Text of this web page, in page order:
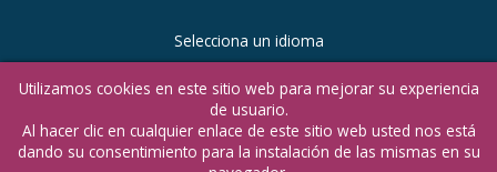
Selecciona un idioma
en it
Utilizamos cookies en este sitio web para mejorar su experiencia
de usuario.
Al hacer clic en cualquier enlace de este sitio web usted nos está
dando su consentimiento para la instalación de las mismas en su